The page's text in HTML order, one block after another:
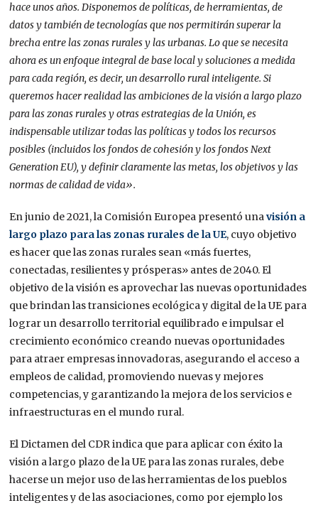
hace unos años. Disponemos de políticas, de herramientas, de
datos y también de tecnologías que nos permitirán superar la
brecha entre las zonas rurales y las urbanas. Lo que se necesita
ahora es un enfoque integral de base local y soluciones a medida
para cada región, es decir, un desarrollo rural inteligente. Si
queremos hacer realidad las ambiciones de la visión a largo plazo
para las zonas rurales y otras estrategias de la Unión, es
indispensable utilizar todas las políticas y todos los recursos
posibles (incluidos los fondos de cohesión y los fondos Next
Generation EU), y definir claramente las metas, los objetivos y las
normas de calidad de vida».
En junio de 2021, la Comisión Europea presentó unavisión a
largo plazo para las zonas rurales de la UE, cuyo objetivo
es hacer que las zonas rurales sean «más fuertes,
conectadas, resilientes y prósperas» antes de 2040. El
objetivo de la visión es aprovechar las nuevas oportunidades
que brindan las transiciones ecológica y digital de la UE para
lograr un desarrollo territorial equilibrado e impulsar el
crecimiento económico creando nuevas oportunidades
para atraer empresas innovadoras, asegurando el acceso a
empleos de calidad, promoviendo nuevas y mejores
competencias, y garantizando la mejora de los servicios e
infraestructuras en el mundo rural.
El Dictamen del CDR indica que para aplicar con éxito la
visión a largo plazo de la UE para las zonas rurales, debe
hacerse un mejor uso de las herramientas de los pueblos
inteligentes y de las asociaciones, como por ejemplo los